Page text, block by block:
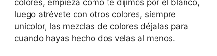
colores, empieza como te dijimos por el blanco,
luego atrévete con otros colores, siempre
unicolor, las mezclas de colores déjalas para
cuando hayas hecho dos velas al menos.